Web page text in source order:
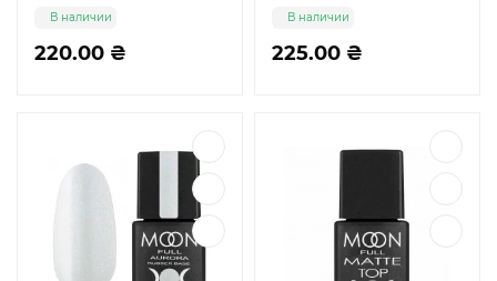
220.00 ₴
В наличии
225.00 ₴
В наличии